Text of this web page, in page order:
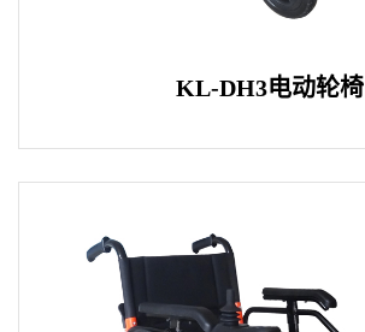
KL-DH3电动轮椅